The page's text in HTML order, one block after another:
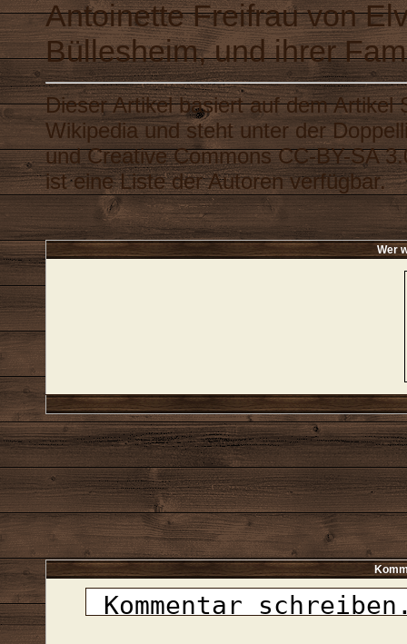
Antoinette Freifrau von
Büllesheim, und ihrer
Dieser Artikel basiert auf dem Artikel
Wikipediaund steht unter der
undCreative Commons CC-BY-SA
ist eineListe der Autorenverfügbar.
Wer